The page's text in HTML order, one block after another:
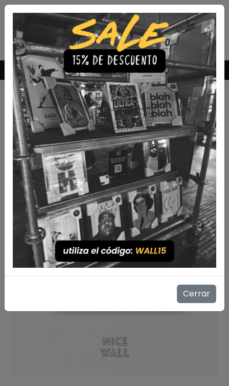
Envío Gratis a todo Chile comprando 3 o más productos
Cerrar